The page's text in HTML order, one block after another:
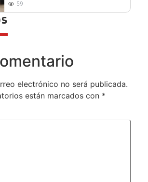
59
electrónico no será publicada.
están marcados con *